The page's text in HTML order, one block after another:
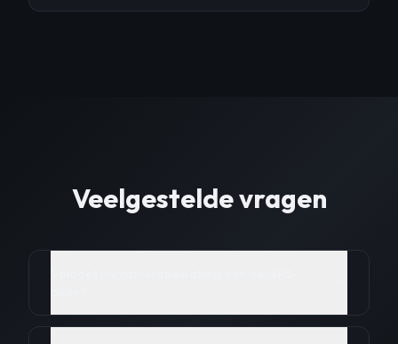
Veelgestelde vragen